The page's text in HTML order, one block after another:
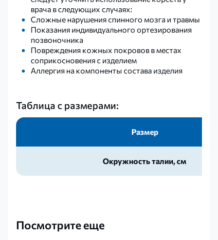
врача в следующих случаях:
Сложные нарушения спинного мозга и травмы
Показания индивидуального ортезирования
позвоночника
Повреждения кожных покровов в местах
соприкосновения с изделием
Аллергия на компоненты состава изделия
Таблица с размерами:
Размер
Окружность талии, см
Посмотрите еще